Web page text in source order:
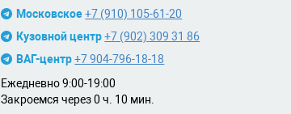
Московское +7 (910) 105-61-20
Кузовной центр +7 (902) 309 31 86
ВАГ-центр +7 904-796-18-18
Ежедневно 9:00-19:00
Закроемся через 0 ч. 10 мин.